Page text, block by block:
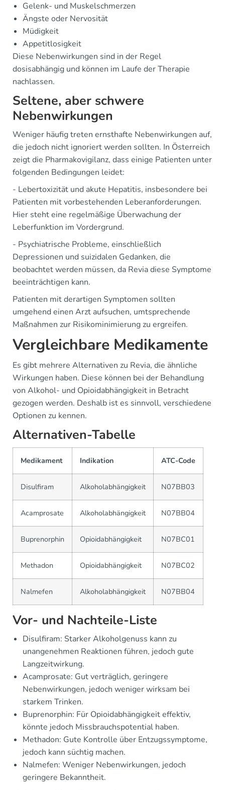
Gelenk- und Muskelschmerzen
Ängste oder Nervosität
Müdigkeit
Appetitlosigkeit
Diese Nebenwirkungen sind in der Regel
dosisabhängig und können im Laufe der Therapie
nachlassen.
Seltene, aber schwere
Nebenwirkungen
Weniger häufig treten ernsthafte Nebenwirkungen auf,
die jedoch nicht ignoriert werden sollten. In Österreich
zeigt die Pharmakovigilanz, dass einige Patienten unter
folgenden Bedingungen leidet:
- Lebertoxizität und akute Hepatitis, insbesondere bei
Patienten mit vorbestehenden Leberanforderungen.
Hier steht eine regelmäßige Überwachung der
Leberfunktion im Vordergrund.
- Psychiatrische Probleme, einschließlich
Depressionen und suizidalen Gedanken, die
beobachtet werden müssen, da Revia diese Symptome
beeinträchtigen kann.
Patienten mit derartigen Symptomen sollten
umgehend einen Arzt aufsuchen, umtsprechende
Maßnahmen zur Risikominimierung zu ergreifen.
Vergleichbare Medikamente
Es gibt mehrere Alternativen zu Revia, die ähnliche
Wirkungen haben. Diese können bei der Behandlung
von Alkohol- und Opioidabhängigkeit in Betracht
gezogen werden. Deshalb ist es sinnvoll, verschiedene
Optionen zu kennen.
Alternativen-Tabelle
Medikament Indikation ATC-Code
Disulfiram Alkoholabhängigkeit N07BB03
Acamprosate Alkoholabhängigkeit N07BB04
Buprenorphin Opioidabhängigkeit N07BC01
Methadon Opioidabhängigkeit N07BC02
Nalmefen Alkoholabhängigkeit N07BB04
Vor- und Nachteile-Liste
Disulfiram: Starker Alkoholgenuss kann zu
unangenehmen Reaktionen führen, jedoch gute
Langzeitwirkung.
Acamprosate: Gut verträglich, geringere
Nebenwirkungen, jedoch weniger wirksam bei
starkem Trinken.
Buprenorphin: Für Opioidabhängigkeit effektiv,
könnte jedoch Missbrauchspotential haben.
Methadon: Gute Kontrolle über Entzugssymptome,
jedoch kann süchtig machen.
Nalmefen: Weniger Nebenwirkungen, jedoch
geringere Bekanntheit.